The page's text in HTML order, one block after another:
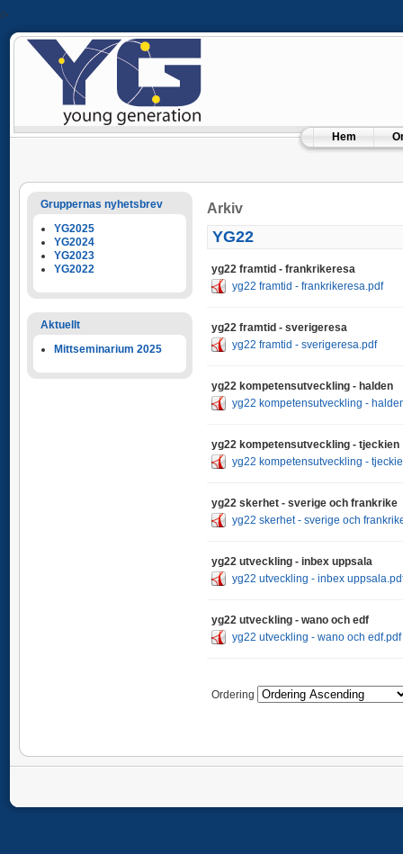
/>
Hem
Gruppernas nyhetsbrev
YG2025
YG2024
YG2023
YG2022
Aktuellt
Mittseminarium 2025
Arkiv
YG22
yg22 framtid - frankrikeresa
yg22 framtid - frankrikeresa.pdf
yg22 framtid - sverigeresa
yg22 framtid - sverigeresa.pdf
yg22 kompetensutveckling - halden
yg22 kompetensutveckling -
yg22 kompetensutveckling - tjeckien
yg22 kompetensutveckling -
yg22 skerhet - sverige och frankrike
yg22 skerhet - sverige och
yg22 utveckling - inbex uppsala
yg22 utveckling - inbex
yg22 utveckling - wano och edf
yg22 utveckling - wano och edf.pdf
Ordering